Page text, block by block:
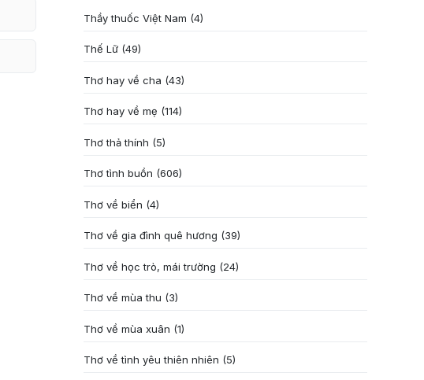
Thầy thuốc Việt Nam (4)
Thế Lữ (49)
Thơ hay về cha (43)
Thơ hay về mẹ (114)
Thơ thả thính (5)
Thơ tình buồn (606)
Thơ về biển (4)
Thơ về gia đình quê hương (39)
Thơ về học trò, mái trường (24)
Thơ về mùa thu (3)
Thơ về mùa xuân (1)
Thơ về tình yêu thiên nhiên (5)